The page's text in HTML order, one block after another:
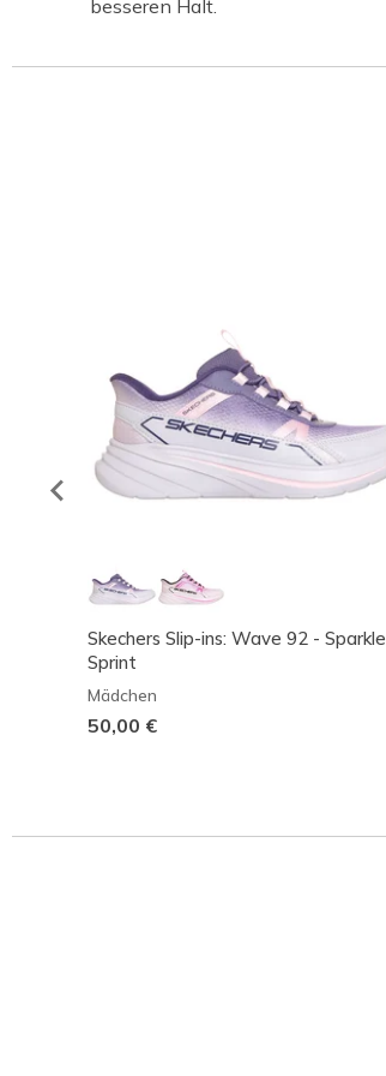
besseren Halt.
Skechers Slip-ins: Wave 92 - Sparkle
Sprint
Mädchen
50,00 €